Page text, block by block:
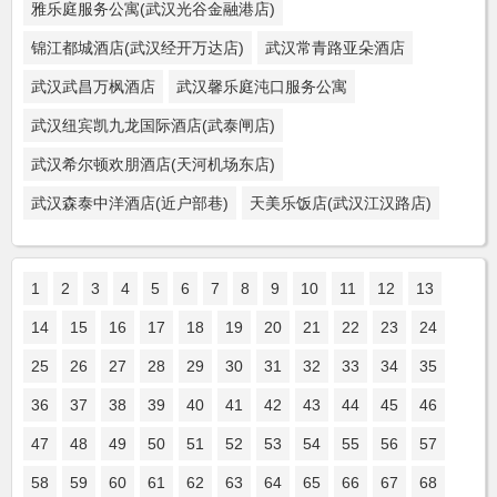
雅乐庭服务公寓(武汉光谷金融港店)
锦江都城酒店(武汉经开万达店) 武汉常青路亚朵酒店
武汉武昌万枫酒店 武汉馨乐庭沌口服务公寓
武汉纽宾凯九龙国际酒店(武泰闸店)
武汉希尔顿欢朋酒店(天河机场东店)
武汉森泰中洋酒店(近户部巷) 天美乐饭店(武汉江汉路店)
1 2 3 4 5 6 7 8 9 10 11 12 13
14 15 16 17 18 19 20 21 22 23 24
25 26 27 28 29 30 31 32 33 34 35
36 37 38 39 40 41 42 43 44 45 46
47 48 49 50 51 52 53 54 55 56 57
58 59 60 61 62 63 64 65 66 67 68